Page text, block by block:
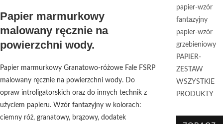
Papier marmurkowy
malowany ręcznie na
powierzchni wody.
Papier marmurkowy Granatowo-różowe Fale FSRP
malowany ręcznie na powierzchni wody. Do
opraw introligatorskich oraz do innych technik z
użyciem papieru. Wzór fantazyjny w kolorach:
ciemny róż, granatowy, brązowy, dodatek
papier-wzór
fantazyjny
papier-wzór
grzebieniowy
PAPIER-
ZESTAW
WSZYSTKIE
PRODUKTY